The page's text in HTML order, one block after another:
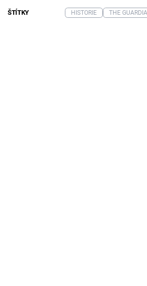
ŠTÍTKY HISTORIE THE